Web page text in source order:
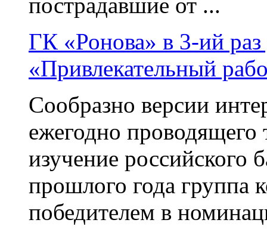
ГК «Ронова» в 3-ий раз
«Привлекательный
Сообразно версии
ежегодно
изучение российского
прошлого года группа
победителем в